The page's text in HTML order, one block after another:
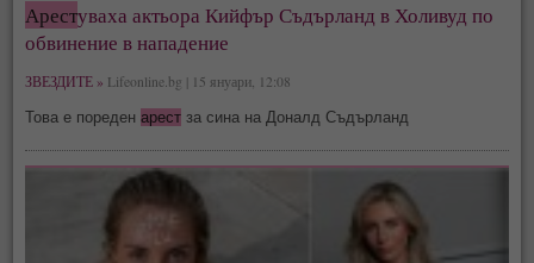
Арестуваха актьора Кийфър Съдърланд в Холивуд по
обвинение в нападение
ЗВЕЗДИТЕ » Lifeonline.bg | 15 януари, 12:08
Това е пореденарест за сина на Доналд Съдърланд